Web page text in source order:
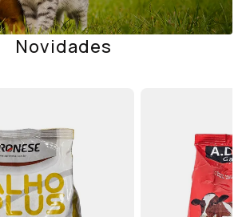
Novidades